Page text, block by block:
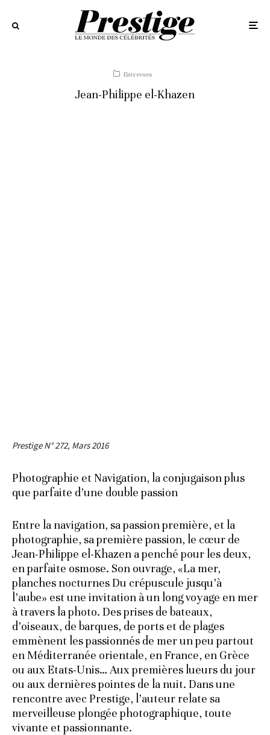
Entrevues
Jean-Philippe el-Khazen
Prestige N° 272, Mars 2016
Photographie et Navigation, la conjugaison plus
que parfaite d’une double passion
Entre la navigation, sa passion première, et la
photographie, sa première passion, le cœur de
Jean-Philippe el-Khazen a penché pour les deux,
en parfaite osmose. Son ouvrage, «La mer,
planches nocturnes Du crépuscule jusqu’à
l’aube» est une invitation à un long voyage en mer
à travers la photo. Des prises de bateaux,
d’oiseaux, de barques, de ports et de plages
emmènent les passionnés de mer un peu partout
en Méditerranée orientale, en France, en Grèce
ou aux Etats-Unis… Aux premières lueurs du jour
ou aux dernières pointes de la nuit. Dans une
rencontre avec Prestige, l’auteur relate sa
merveilleuse plongée photographique, toute
vivante et passionnante.